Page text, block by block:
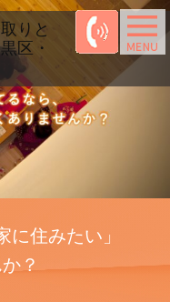
りと
区・
に住みたい」
？